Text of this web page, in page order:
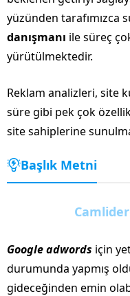
yüzünden tarafımızca
danışmanı ile süreç
yürütülmektedir.
Reklam analizleri, site
süre gibi pek çok
site sahiplerine
Başlık Metni
Google adwords için
durumunda yapmış
gideceğinden emin